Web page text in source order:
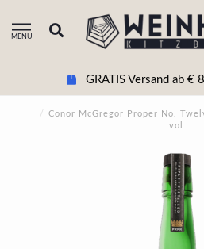
MENU
GRATIS Versand ab €
/
Conor McGregor Proper No.
vol